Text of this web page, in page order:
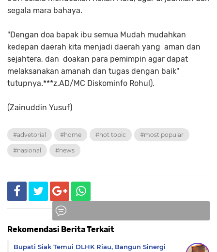
segala mara bahaya.
"Dengan doa bapak ibu semua Mudah mudahkan
kedepan daerah kita menjadi daerah yang aman dan
sejahtera, dan doakan para pemimpin agar dapat
melaksanakan amanah dan tugas dengan baik"
tutupnya.***z.AD/MC Diskominfo Rohul).
(Zainuddin Yusuf)
#advetorial #home #hot topic #most popular
#nasional #news
Rekomendasi Berita Terkait
Bupati Siak Temui DLHK Riau, Bangun Sinergi